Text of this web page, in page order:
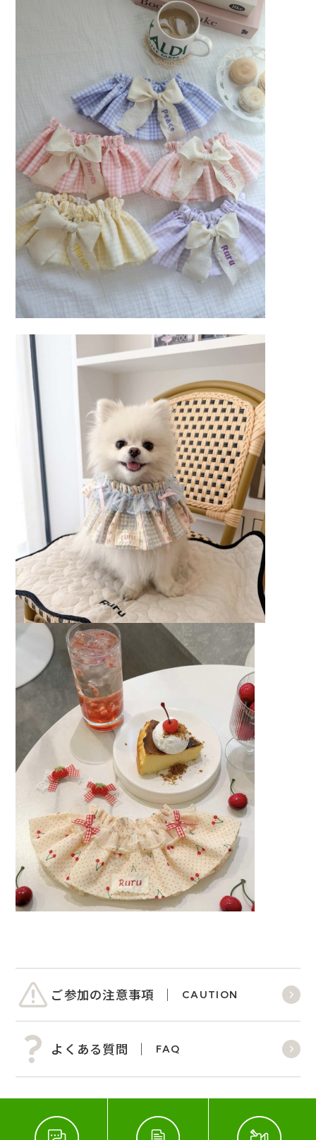
ご参加の注意事項 CAUTION
よくある質問 FAQ